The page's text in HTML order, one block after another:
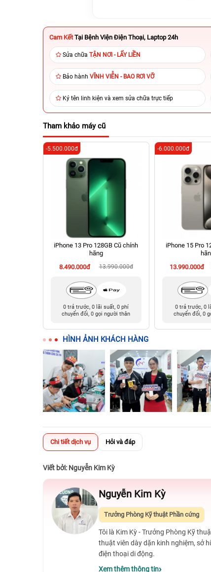
Cam Kết Tại Bệnh Viện Điện Thoại, Laptop 24h
Sửa chữa TẬN NƠI - LẤY LIỀN
Bảo hành VĨNH VIỄN - BAO RƠI VỠ
Ký tên linh kiện và xem sửa chữa trực tiếp
Tham khảo máy cũ
iPhone 13 Pro 128GB Cũ chính
hãng
8.490.000đ
13.990.000đ
-5.500.000đ
0 trả trước, 0 lãi suất, 0 phí
chuyển đổi, 0 gọi người thân
iPhone 15 Pro
13.990.000đ
-6.000.000đ
0 trả trước, 0
chuyển đổi, 0
HÌNH ẢNH KHÁCH HÀNG
Chi tiết dịch vụ Hỏi và đáp
Viết bởi: Nguyễn Kim Kỳ
Nguyễn Kim Kỳ
Trưởng Phòng Kỹ thuật Phần cứng
Tôi là Kim Kỳ - Trưởng Phòng Kỹ
thuật viên dày dặn kinh nghiệm, sở
điện thoại di động.
Xem thêm thông tin